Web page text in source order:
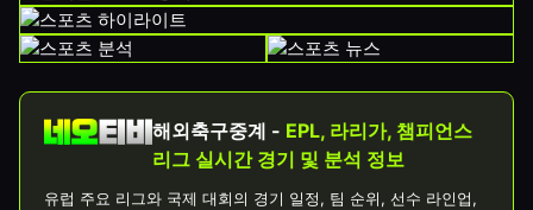
해외축구중계 - EPL, 라리가, 챔피언스
리그 실시간 경기 및 분석 정보
유럽 주요 리그와 국제 대회의 경기 일정, 팀 순위, 선수 라인업,